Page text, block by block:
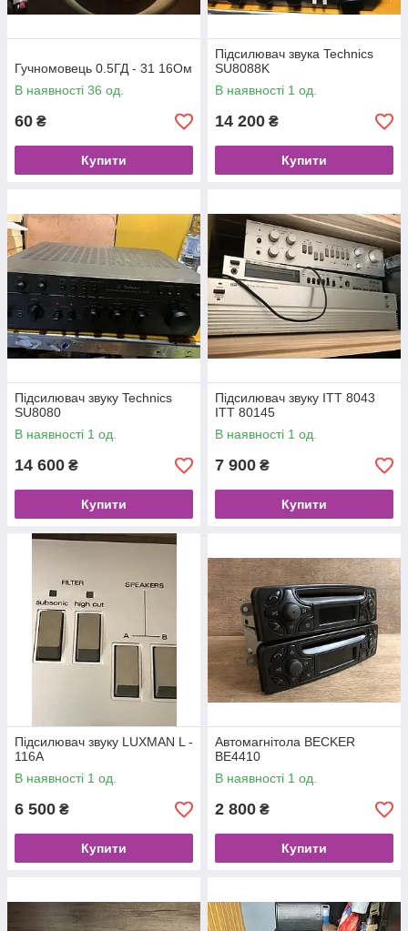
Гучномовець 0.5ГД - 31 16Ом
В наявності 36 од.
60 ₴
Купити
Підсилювач звука Technics
SU8088K
В наявності 1 од.
14 200 ₴
Купити
Підсилювач звуку Technics
SU8080
В наявності 1 од.
14 600 ₴
Купити
Підсилювач звуку ITT 8043
ITT 80145
В наявності 1 од.
7 900 ₴
Купити
Підсилювач звуку LUXMAN L -
116A
В наявності 1 од.
6 500 ₴
Купити
Автомагнітола BECKER
BE4410
В наявності 1 од.
2 800 ₴
Купити